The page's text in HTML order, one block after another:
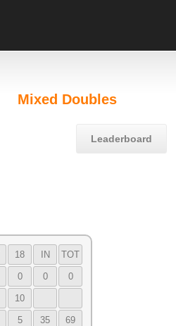
Mixed Doubles
Leaderboard
18 IN TOT
0 0 0
10
5 35 69